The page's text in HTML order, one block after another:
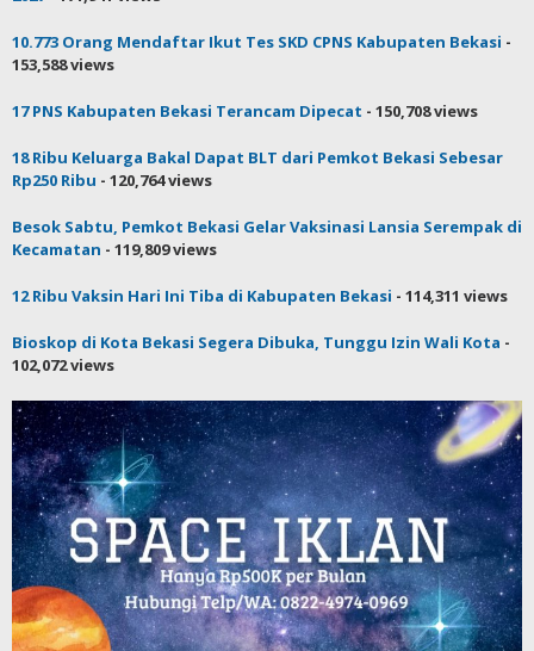
10.773 Orang Mendaftar Ikut Tes SKD CPNS Kabupaten Bekasi -
153,588 views
17 PNS Kabupaten Bekasi Terancam Dipecat - 150,708 views
18 Ribu Keluarga Bakal Dapat BLT dari Pemkot Bekasi Sebesar
Rp250 Ribu - 120,764 views
Besok Sabtu, Pemkot Bekasi Gelar Vaksinasi Lansia Serempak di
Kecamatan - 119,809 views
12 Ribu Vaksin Hari Ini Tiba di Kabupaten Bekasi - 114,311 views
Bioskop di Kota Bekasi Segera Dibuka, Tunggu Izin Wali Kota -
102,072 views